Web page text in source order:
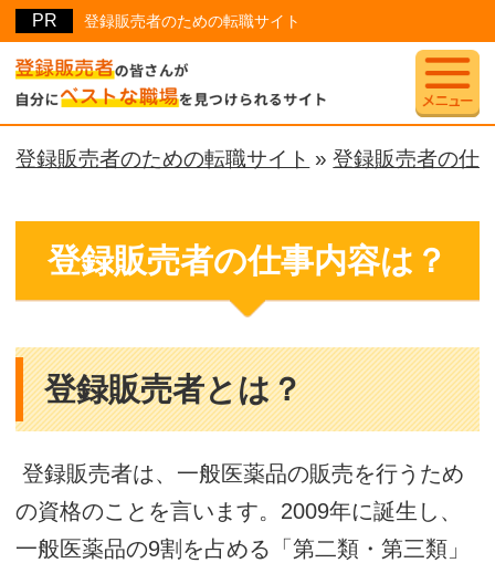
登録販売者のための転職サイト
登録販売者のための転職サイト »登録販売者の仕
登録販売者の仕事内容は？
登録販売者とは？
登録販売者は、一般医薬品の販売を行うため
の資格のことを言います。2009年に誕生し、
一般医薬品の9割を占める「第二類・第三類」